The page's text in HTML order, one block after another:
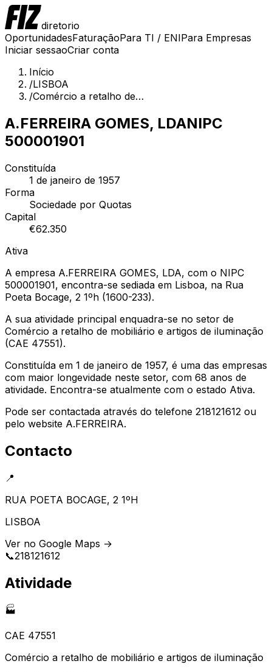
diretorio
OportunidadesFaturaçãoPara TI / ENIPara Empresas
Iniciar sessaoCriar conta
Início
/LISBOA
/Comércio a retalho de…
A.FERREIRA GOMES, LDANIPC
500001901
Constituída
1 de janeiro de 1957
Forma
Sociedade por Quotas
Capital
€62.350
Ativa
A empresa A.FERREIRA GOMES, LDA, com o NIPC
500001901, encontra-se sediada em Lisboa, na Rua
Poeta Bocage, 2 1ºh (1600-233).
A sua atividade principal enquadra-se no setor de
Comércio a retalho de mobiliário e artigos de iluminação
(CAE 47551).
Constituída em 1 de janeiro de 1957, é uma das empresas
com maior longevidade neste setor, com 68 anos de
atividade. Encontra-se atualmente com o estado Ativa.
Pode ser contactada através do telefone 218121612 ou
pelo website A.FERREIRA.
Contacto
📍
RUA POETA BOCAGE, 2 1ºH
LISBOA
Ver no Google Maps →
📞218121612
Atividade
🏭
CAE 47551
Comércio a retalho de mobiliário e artigos de iluminação